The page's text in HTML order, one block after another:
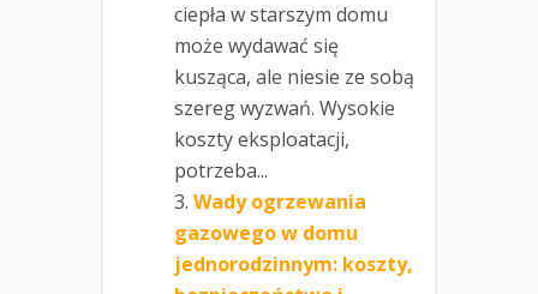
ciepła w starszym domu
może wydawać się
kusząca, ale niesie ze sobą
szereg wyzwań. Wysokie
koszty eksploatacji,
potrzeba...
Wady ogrzewania
gazowego w domu
jednorodzinnym: koszty,